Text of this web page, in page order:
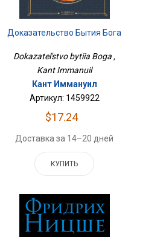
Доказательство Бытия Бога
Dokazatel'stvo bytiia Boga ,
Kant Immanuil
Кант Иммануил
Артикул: 1459922
$17.24
Доставка за 14–20 дней
КУПИТЬ